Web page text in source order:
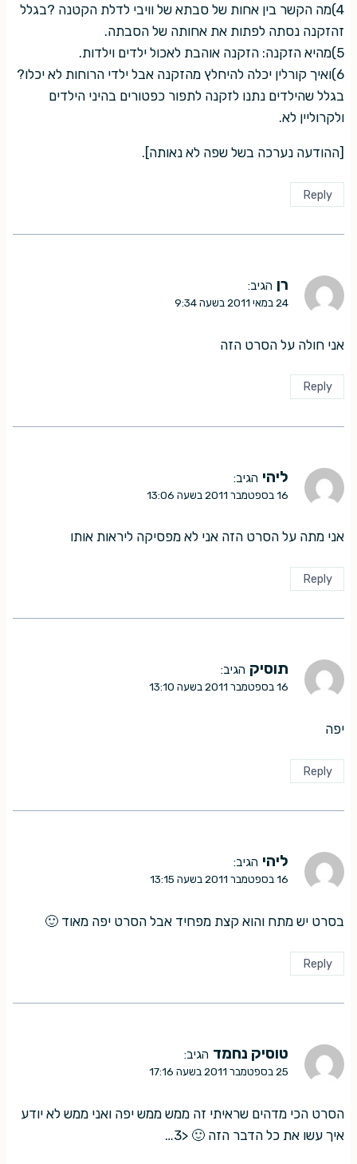
4)מה הקשר בין אחות של סבתא של וויבי לדלת הקטנה ?בגלל
זהזקנה נסתה לפתות את אחותה של הסבתה.
5)מהיא הזקנה: הזקנה אוהבת לאכול ילדים וילדות.
6)ואיך קורלין יכלה להיחלץ מהזקנה אבל ילדי הרוחות לא יכלו?
בגלל שהילדים נתנו לזקנה לתפור כפטורים בהיני הילדים
ולקרוליין לא.
[ההודעה נערכה בשל שפה לא נאותה].
Reply
רן הגיב:
24 במאי 2011 בשעה 9:34
אני חולה על הסרט הזה
Reply
ליהי הגיב:
16 בספטמבר 2011 בשעה 13:06
אני מתה על הסרט הזה אני לא מפסיקה ליראות אותו
Reply
תוסיק הגיב:
16 בספטמבר 2011 בשעה 13:10
יפה
Reply
ליהי הגיב:
16 בספטמבר 2011 בשעה 13:15
בסרט יש מתח והוא קצת מפחיד אבל הסרט יפה מאוד 🙂
Reply
טוסיק נחמד הגיב:
25 בספטמבר 2011 בשעה 17:16
הסרט הכי מדהים שראיתי זה ממש ממש יפה ואני ממש לא יודע
איך עשו את כל הדבר הזה 🙂 <3…